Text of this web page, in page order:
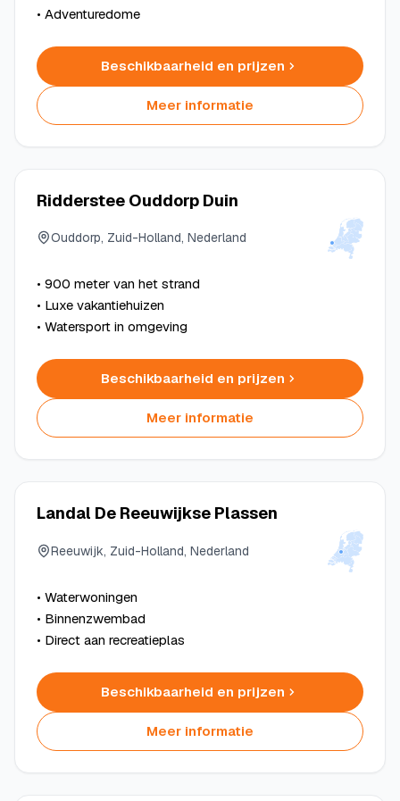
• Adventuredome
Beschikbaarheid en prijzen
Meer informatie
Ridderstee Ouddorp Duin
Ouddorp, Zuid-Holland, Nederland
• 900 meter van het strand
• Luxe vakantiehuizen
• Watersport in omgeving
Beschikbaarheid en prijzen
Meer informatie
Landal De Reeuwijkse Plassen
Reeuwijk, Zuid-Holland, Nederland
• Waterwoningen
• Binnenzwembad
• Direct aan recreatieplas
Beschikbaarheid en prijzen
Meer informatie